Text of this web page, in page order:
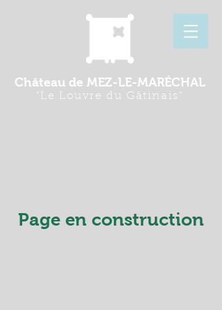
Château de MEZ-LE-MARÉCHAL
"Le Louvre du Gâtinais"
Page en construction